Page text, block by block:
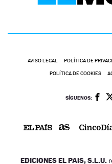
AVISO LEGAL POLÍTICA DE
POLÍTICA DE COOKIES
SÍGUENOS:
EDICIONES EL PAIS, S.L.U.